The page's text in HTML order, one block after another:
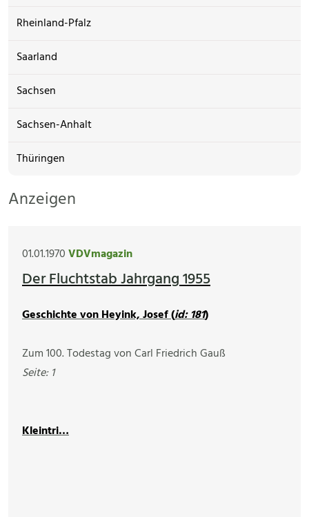
Rheinland-Pfalz
Saarland
Sachsen
Sachsen-Anhalt
Thüringen
Anzeigen
01.01.1970VDVmagazin
Der Fluchtstab Jahrgang 1955
Geschichte von Heyink, Josef (id: 181)
Zum 100. Todestag von Carl Friedrich Gauß
Seite: 1
Kleintri…